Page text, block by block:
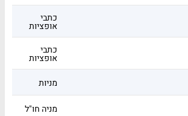
כתבי
אופציות
כתבי
אופציות
מניות
מניה חו"ל